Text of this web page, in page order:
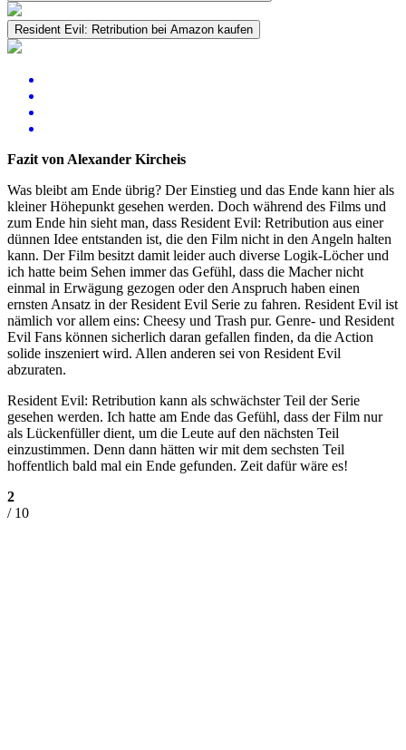
Resident Evil: Retribution bei Amazon kaufen
Fazit von Alexander Kircheis
Was bleibt am Ende übrig? Der Einstieg und das Ende kann hier als
kleiner Höhepunkt gesehen werden. Doch während des Films und
zum Ende hin sieht man, dass Resident Evil: Retribution aus einer
dünnen Idee entstanden ist, die den Film nicht in den Angeln halten
kann. Der Film besitzt damit leider auch diverse Logik-Löcher und
ich hatte beim Sehen immer das Gefühl, dass die Macher nicht
einmal in Erwägung gezogen oder den Anspruch haben einen
ernsten Ansatz in der Resident Evil Serie zu fahren. Resident Evil ist
nämlich vor allem eins: Cheesy und Trash pur. Genre- und Resident
Evil Fans können sicherlich daran gefallen finden, da die Action
solide inszeniert wird. Allen anderen sei von Resident Evil
abzuraten.
Resident Evil: Retribution kann als schwächster Teil der Serie
gesehen werden. Ich hatte am Ende das Gefühl, dass der Film nur
als Lückenfüller dient, um die Leute auf den nächsten Teil
einzustimmen. Denn dann hätten wir mit dem sechsten Teil
hoffentlich bald mal ein Ende gefunden. Zeit dafür wäre es!
2
/ 10